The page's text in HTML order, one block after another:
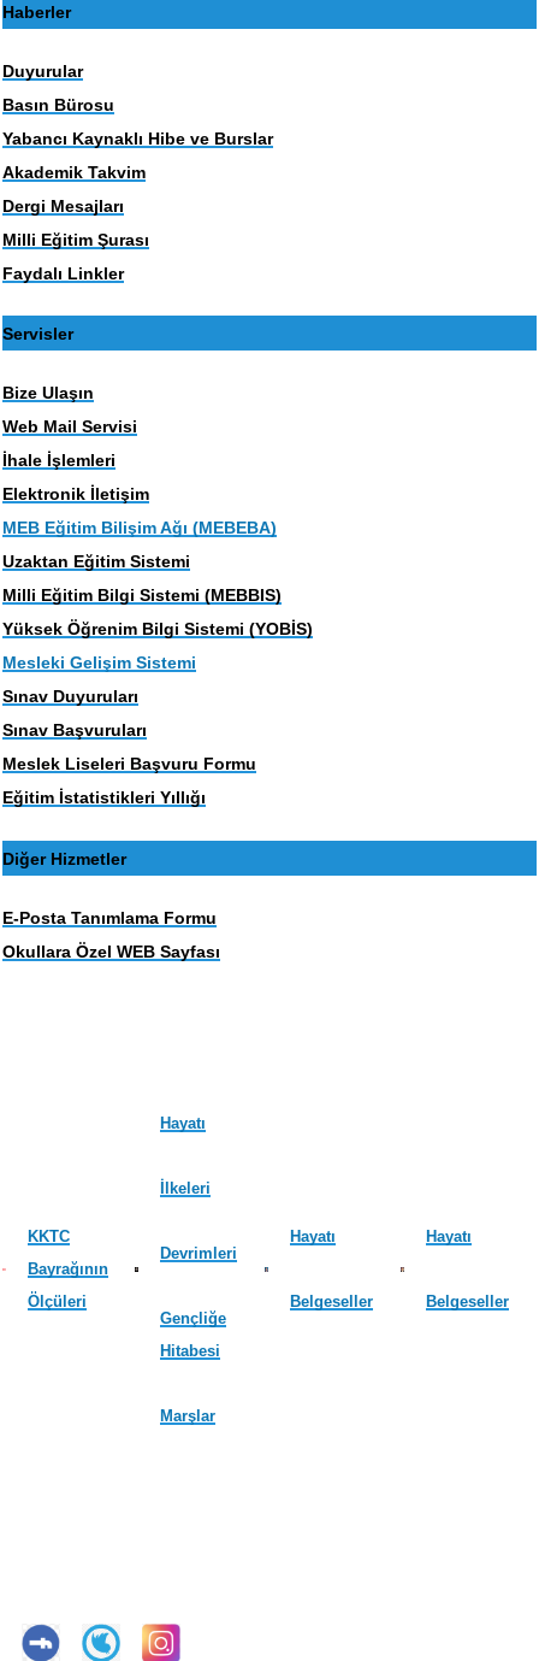
Haberler
Duyurular
Basın Bürosu
Yabancı Kaynaklı Hibe ve Burslar
Akademik Takvim
Dergi Mesajları
Milli Eğitim Şurası
Faydalı Linkler
Servisler
Bize Ulaşın
Web Mail Servisi
İhale İşlemleri
Elektronik İletişim
MEB Eğitim Bilişim Ağı (MEBEBA)
Uzaktan Eğitim Sistemi
Milli Eğitim Bilgi Sistemi (MEBBIS)
Yüksek Öğrenim Bilgi Sistemi (YOBİS)
Mesleki Gelişim Sistemi
Sınav Duyuruları
Sınav Başvuruları
Meslek Liseleri Başvuru Formu
Eğitim İstatistikleri Yıllığı
Diğer Hizmetler
E-Posta Tanımlama Formu
Okullara Özel WEB Sayfası
KKTC
Bayrağının
Ölçüleri
Hayatı
İlkeleri
Devrimleri
Gençliğe
Hitabesi
Marşlar
Hayatı
Belgeseller
Hayatı
Belgeseller